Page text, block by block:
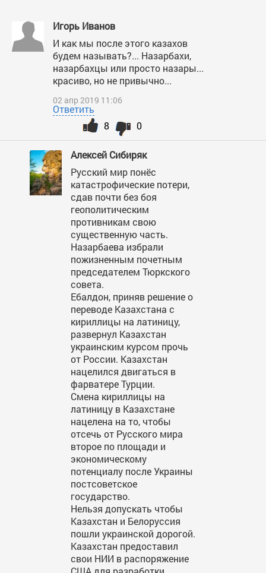
Игорь Иванов
И как мы после этого казахов
будем называть?... Назарбахи,
назарбахцы или просто назары...
красиво, но не привычно...
02 апр 2019 11:06
Ответить
0
8
Алексей Сибиряк
Русский мир понёс
катастрофические потери,
сдав почти без боя
геополитическим
противникам свою
существенную часть.
Назарбаева избрали
пожизненным почетным
председателем Тюркского
совета.
Ебалдон, приняв решение о
переводе Казахстана с
кириллицы на латиницу,
развернул Казахстан
украинским курсом прочь
от России. Казахстан
нацелился двигаться в
фарватере Турции.
Смена кириллицы на
латиницу в Казахстане
нацелена на то, чтобы
отсечь от Русского мира
второе по площади и
экономическому
потенциалу после Украины
постсоветское
государство.
Нельзя допускать чтобы
Казахстан и Белоруссия
пошли украинской дорогой.
Казахстан предоставил
свои НИИ в распоряжение